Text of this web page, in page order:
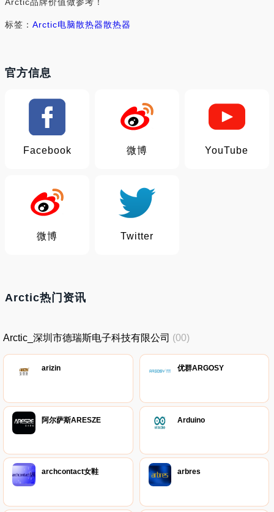
标签： Arctic电脑散热器散热器
官方信息
Facebook 微博 YouTube
微博 Twitter
Arctic热门资讯
Arctic_深圳市德瑞斯电子科技有限公司 (00)
arizin 优群ARGOSY
阿尔萨斯ARESZE Arduino
archcontact女鞋 arbres